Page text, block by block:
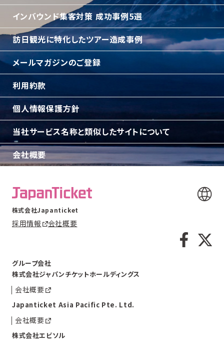
インバウンド集客対策 成功事例5選
訪日観光に特化したツアー造成事例
メールマガジンのご登録
利用約款
個人情報保護方針
当社サービス名称と類似したサイトについて
会社概要
グループ会社
株式会社ジャパンチケットホールディングス
会社概要
Japanticket Asia Pacific Pte. Ltd.
会社概要
株式会社エビソル
株式会社Japanticket
採用情報 会社概要